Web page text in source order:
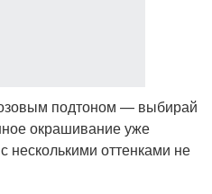
подтоном — выбирай
окрашивание уже
несколькими оттенками не